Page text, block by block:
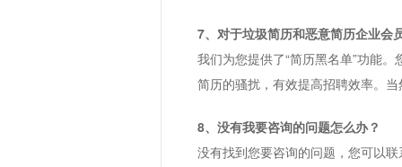
7、对于垃圾简历和恶意简历企业会
我们为您提供了“简历黑名单”功能
简历的骚扰，有效提高招聘效率。
8、没有我要咨询的问题怎么办？
没有找到您要咨询的问题，您可以